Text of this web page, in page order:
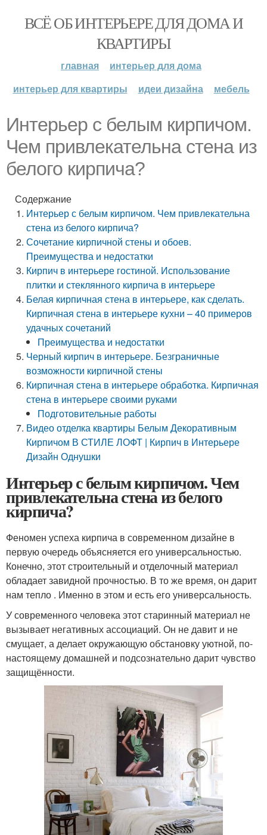
ВСЁ ОБ ИНТЕРЬЕРЕ ДЛЯ ДОМА И
КВАРТИРЫ
главная
интерьер для дома
интерьер для квартиры
идеи дизайна мебель
Интерьер с белым кирпичом.
Чем привлекательна стена из
белого кирпича?
Содержание
Интерьер с белым кирпичом. Чем привлекательна
стена из белого кирпича?
Сочетание кирпичной стены и обоев.
Преимущества и недостатки
Кирпич в интерьере гостиной. Использование
плитки и стеклянного кирпича в интерьере
Белая кирпичная стена в интерьере, как сделать.
Кирпичная стена в интерьере кухни – 40 примеров
удачных сочетаний
Преимущества и недостатки
Черный кирпич в интерьере. Безграничные
возможности кирпичной стены
Кирпичная стена в интерьере обработка. Кирпичная
стена в интерьере своими руками
Подготовительные работы
Видео отделка квартиры Белым Декоративным
Кирпичом В СТИЛЕ ЛОФТ | Кирпич в Интерьере
Дизайн Однушки
Интерьер с белым кирпичом. Чем
привлекательна стена из белого
кирпича?
Феномен успеха кирпича в современном дизайне в
первую очередь объясняется его универсальностью.
Конечно, этот строительный и отделочный материал
обладает завидной прочностью. В то же время, он дарит
нам тепло . Именно в этом и есть его универсальность.
У современного человека этот старинный материал не
вызывает негативных ассоциаций. Он не давит и не
смущает, а делает окружающую обстановку уютной, по-
настоящему домашней и подсознательно дарит чувство
защищённости.